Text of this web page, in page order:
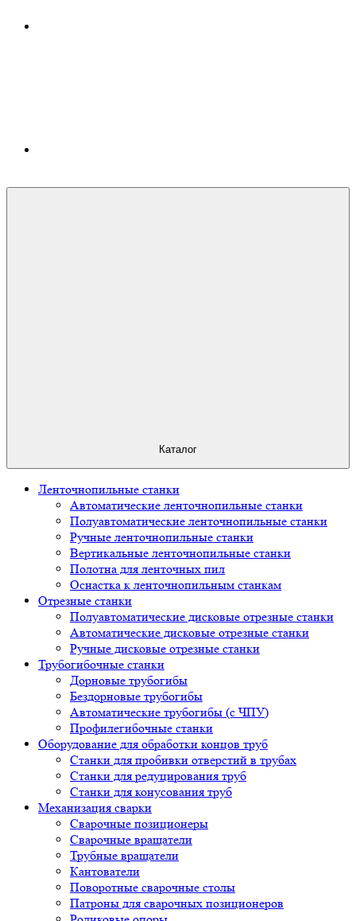
Каталог
Ленточнопильные станки
Автоматические ленточнопильные станки
Полуавтоматические ленточнопильные станки
Ручные ленточнопильные станки
Вертикальные ленточнопильные станки
Полотна для ленточных пил
Оснастка к ленточнопильным станкам
Отрезные станки
Полуавтоматические дисковые отрезные станки
Автоматические дисковые отрезные станки
Ручные дисковые отрезные станки
Трубогибочные станки
Дорновые трубогибы
Бездорновые трубогибы
Автоматические трубогибы (с ЧПУ)
Профилегибочные станки
Оборудование для обработки концов труб
Станки для пробивки отверстий в трубах
Станки для редуцирования труб
Станки для конусования труб
Механизация сварки
Сварочные позиционеры
Сварочные вращатели
Трубные вращатели
Кантователи
Поворотные сварочные столы
Патроны для сварочных позиционеров